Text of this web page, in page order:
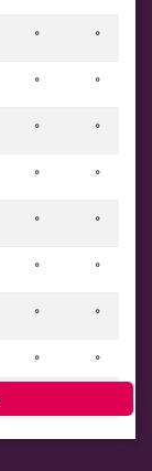
۰ ۰
۰ ۰
۰ ۰
۰ ۰
۰ ۰
۰ ۰
۰ ۰
۰ ۰